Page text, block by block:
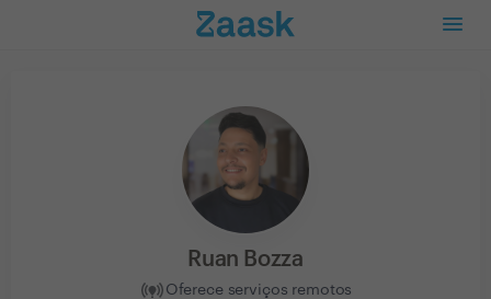
Ruan Bozza
Oferece serviços remotos